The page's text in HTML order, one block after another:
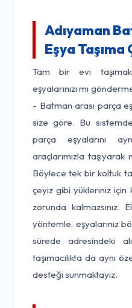
Adıyaman
Eşya
Tam bir evi
eşyalarınızı mı
- Batman arası parça
size göre. Bu
parça eşyalarını
araçlarımızla
Böylece tek bir koltuk
çeyiz gibi yükleriniz
zorunda kalmazsınız.
yöntemle, eşyalarınız
sürede adresindeki
taşımacılıkta da aynı
desteği sunmaktayız.